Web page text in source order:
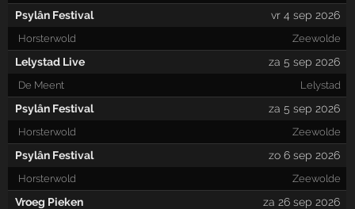
Psylân Festival vr 4 sep 2026
Horsterwold Zeewolde
Lelystad Live za 5 sep 2026
De Meent Lelystad
Psylân Festival za 5 sep 2026
Horsterwold Zeewolde
Psylân Festival zo 6 sep 2026
Horsterwold Zeewolde
Vroeg Pieken za 26 sep 2026